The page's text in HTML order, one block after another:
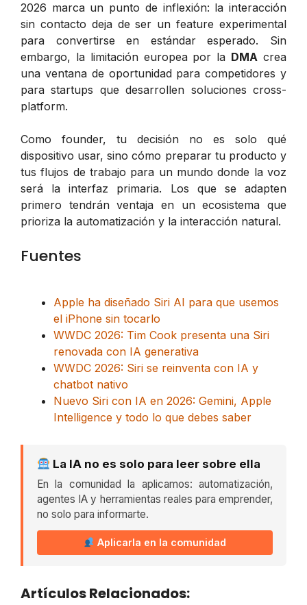
2026 marca un punto de inflexión: la interacción
sin contacto deja de ser un feature experimental
para convertirse en estándar esperado. Sin
embargo, la limitación europea por la DMA crea
una ventana de oportunidad para competidores y
para startups que desarrollen soluciones cross-
platform.
Como founder, tu decisión no es solo qué
dispositivo usar, sino cómo preparar tu producto y
tus flujos de trabajo para un mundo donde la voz
será la interfaz primaria. Los que se adapten
primero tendrán ventaja en un ecosistema que
prioriza la automatización y la interacción natural.
Fuentes
Apple ha diseñado Siri AI para que usemos
el iPhone sin tocarlo
WWDC 2026: Tim Cook presenta una Siri
renovada con IA generativa
WWDC 2026: Siri se reinventa con IA y
chatbot nativo
Nuevo Siri con IA en 2026: Gemini, Apple
Intelligence y todo lo que debes saber
La IA no es solo para leer sobre ella
En la comunidad la aplicamos: automatización,
agentes IA y herramientas reales para emprender,
no solo para informarte.
Aplicarla en la comunidad
Artículos Relacionados: